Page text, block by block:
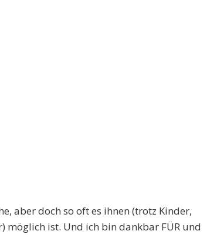
aber doch so oft es ihnen (trotz Kinder,
möglich ist. Und ich bin dankbar FÜR und